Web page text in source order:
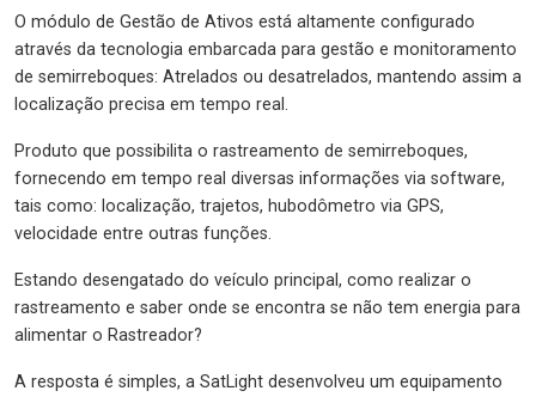
O módulo de Gestão de Ativos está altamente configurado
através da tecnologia embarcada para gestão e monitoramento
de semirreboques: Atrelados ou desatrelados, mantendo assim a
localização precisa em tempo real.
Produto que possibilita o rastreamento de semirreboques,
fornecendo em tempo real diversas informações via software,
tais como: localização, trajetos, hubodômetro via GPS,
velocidade entre outras funções.
Estando desengatado do veículo principal, como realizar o
rastreamento e saber onde se encontra se não tem energia para
alimentar o Rastreador?
A resposta é simples, a SatLight desenvolveu um equipamento